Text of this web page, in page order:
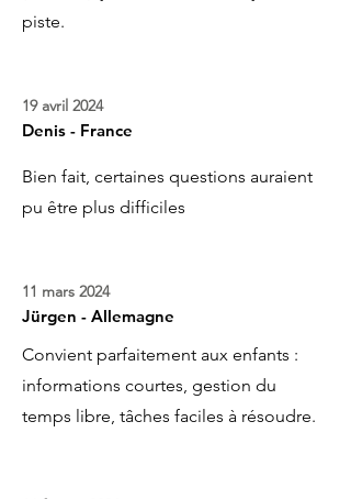
piste.
19 avril 2024
Denis - France
Bien fait, certaines questions auraient
pu être plus difficiles
11 mars 2024
Jürgen - Allemagne
Convient parfaitement aux enfants :
informations courtes, gestion du
temps libre, tâches faciles à résoudre.